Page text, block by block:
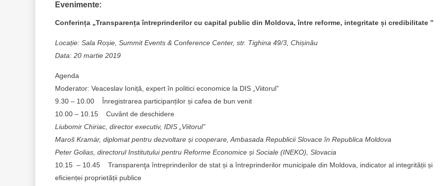
Evenimente:
Conferința „Transparența întreprinderilor cu capital public din Moldova, între reforme, integritate și credibilitate ”
Locație: Sala Roșie, Summit Events & Conference Center, str. Tighina 49/3, Chișinău
Data: 20 martie 2019
Agenda
Moderator: Veaceslav Ioniță, expert în politici economice la DIS „Viitorul”
9.30 – 10.00 Înregistrarea participanților și cafea de bun venit
10.00 – 10.15 Cuvânt de deschidere
Liubomir Chiriac, director executiv, IDIS „Viitorul”
Maroš Kramár, diplomat pentru dezvoltare și cooperare, Ambasada Republicii Slovace în Republica Moldova
Peter Golias, directorul Institutului pentru Reforme Economice și Sociale (INEKO), Slovacia
10.15 – 10.45 Transparenţa întreprinderilor de stat și a întreprinderilor municipale din Moldova, indicator al integrității și
eficienței proprietății publice